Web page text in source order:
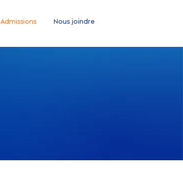
Admissions Nous joindre